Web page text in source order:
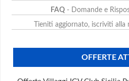
FAQ- Domande e
Tieniti aggiornato, iscriviti
OFFERTE